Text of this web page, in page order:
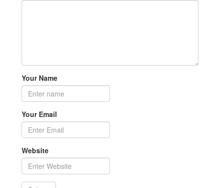
Your Name
Your Email
Website